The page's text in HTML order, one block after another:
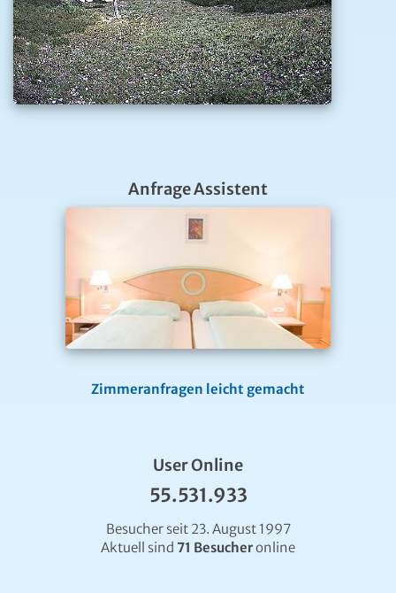
Anfrage Assistent
Zimmeranfragen leicht gemacht
User Online
55.531.933
Besucher seit 23. August 1997
Aktuell sind 71 Besucheronline